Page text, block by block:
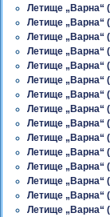
Летище „Варна“
Летище „Варна“
Летище „Варна“
Летище „Варна“
Летище „Варна“
Летище „Варна“
Летище „Варна“
Летище „Варна“
Летище „Варна“
Летище „Варна“
Летище „Варна“
Летище „Варна“
Летище „Варна“
Летище „Варна“
Летище „Варна“